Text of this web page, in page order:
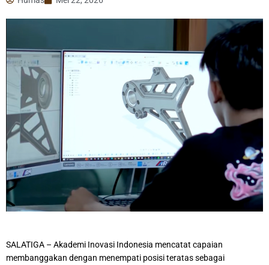
SALATIGA – Akademi Inovasi Indonesia mencatat capaian
membanggakan dengan menempati posisi teratas sebagai